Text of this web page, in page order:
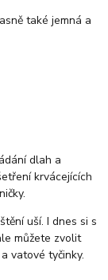
také jemná a
dlah a
krvácejících
uší. I dnes si s
můžete zvolit
vatové tyčinky.